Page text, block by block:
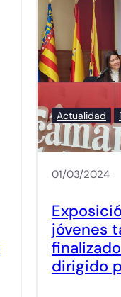
Actualidad
01/03/2024
jóvenes
dirigido